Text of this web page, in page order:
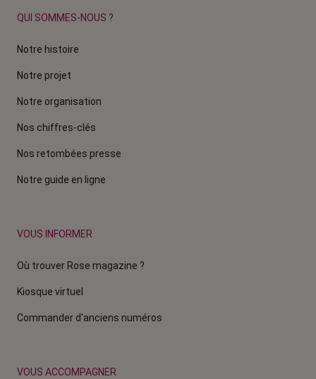
QUI SOMMES-NOUS ?
Notre histoire
Notre projet
Notre organisation
Nos chiffres-clés
Nos retombées presse
Notre guide en ligne
VOUS INFORMER
Où trouver Rose magazine ?
Kiosque virtuel
Commander d'anciens numéros
VOUS ACCOMPAGNER